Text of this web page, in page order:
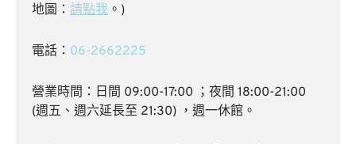
地圖： 請點我 。)
電話： 06-2662225
營業時間：日間 09:00-17:00 ；夜間 18:00-21:00
(週五、週六延長至 21:30) ，週一休館。